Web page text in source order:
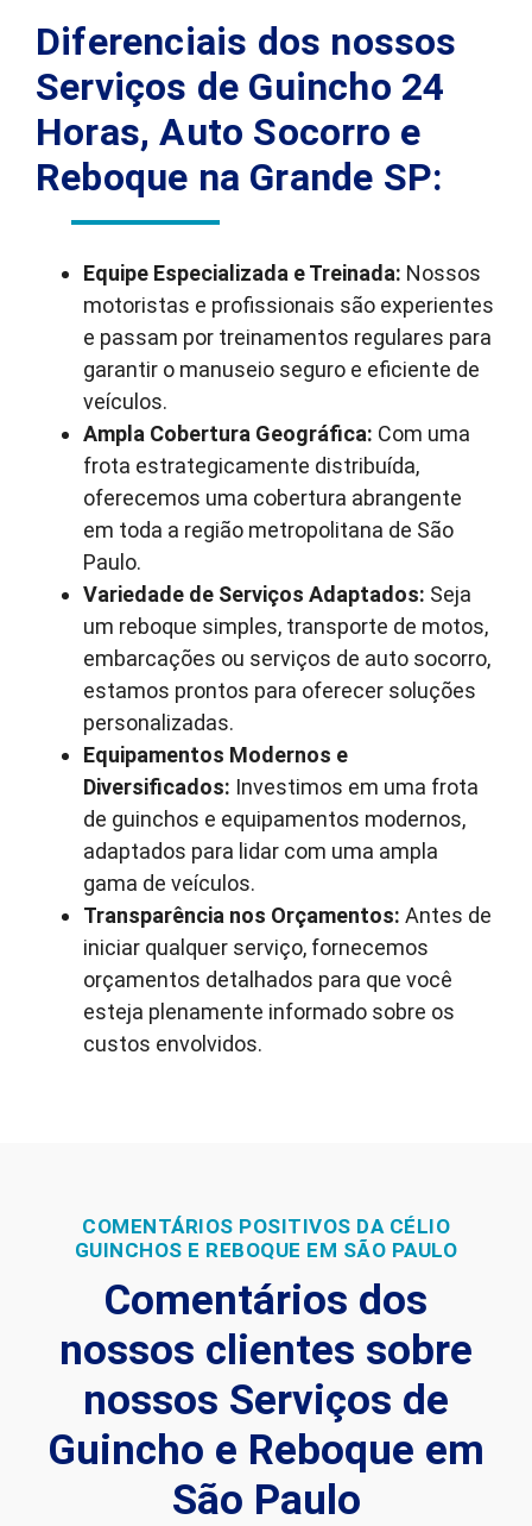
Diferenciais dos nossos
Serviços de Guincho 24
Horas, Auto Socorro e
Reboque na Grande SP:
Equipe Especializada e Treinada: Nossos
motoristas e profissionais são experientes
e passam por treinamentos regulares para
garantir o manuseio seguro e eficiente de
veículos.
Ampla Cobertura Geográfica: Com uma
frota estrategicamente distribuída,
oferecemos uma cobertura abrangente
em toda a região metropolitana de São
Paulo.
Variedade de Serviços Adaptados: Seja
um reboque simples, transporte de motos,
embarcações ou serviços de auto socorro,
estamos prontos para oferecer soluções
personalizadas.
Equipamentos Modernos e
Diversificados: Investimos em uma frota
de guinchos e equipamentos modernos,
adaptados para lidar com uma ampla
gama de veículos.
Transparência nos Orçamentos: Antes de
iniciar qualquer serviço, fornecemos
orçamentos detalhados para que você
esteja plenamente informado sobre os
custos envolvidos.
COMENTÁRIOS POSITIVOS DA CÉLIO
GUINCHOS E REBOQUE EM SÃO PAULO
Comentários dos
nossos clientes sobre
nossos Serviços de
Guincho e Reboque em
São Paulo